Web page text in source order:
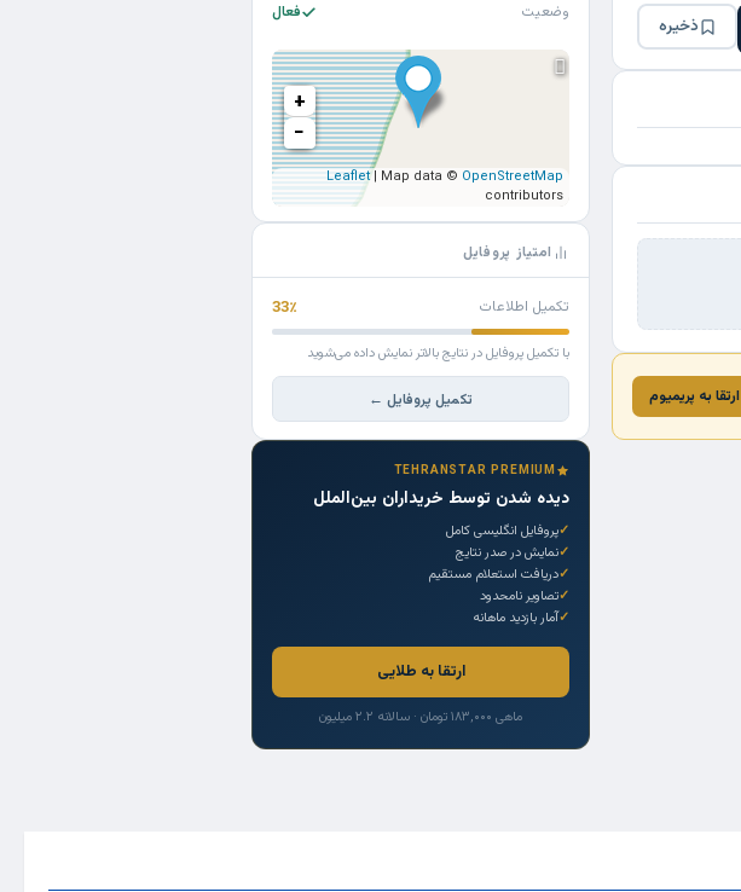
ذخیره
ارتقا به پریمیوم
وضعیت فعال
+
−
Leaflet| Map data © OpenStreetMap
contributors
امتیاز پروفایل
تکمیل اطلاعات 33٪
با تکمیل پروفایل در نتایج بالاتر نمایش داده می‌شوید
تکمیل پروفایل ←
TEHRANSTAR PREMIUM
دیده شدن توسط خریداران بین‌الملل
پروفایل انگلیسی کامل
نمایش در صدر نتایج
دریافت استعلام مستقیم
تصاویر نامحدود
آمار بازدید ماهانه
ارتقا به طلایی
ماهی ۱۸۳,۰۰۰ تومان · سالانه ۲.۲ میلیون